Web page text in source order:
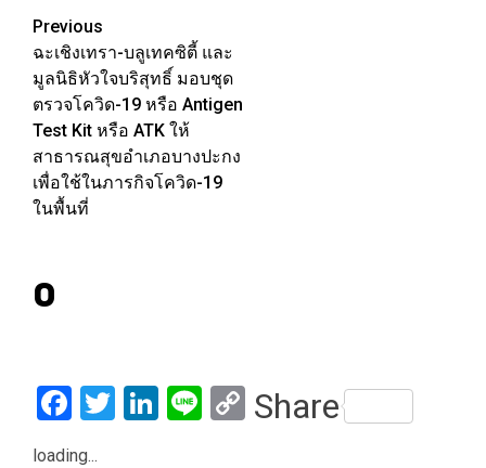
Post
navigation
Previous
ฉะเชิงเทรา-บลูเทคซิตี้ และ
มูลนิธิหัวใจบริสุทธิ์ มอบชุด
ตรวจโควิด-19 หรือ Antigen
Test Kit หรือ ATK ให้
สาธารณสุขอำเภอบางปะกง
เพื่อใช้ในภารกิจโควิด-19
ในพื้นที่
0
Facebook
Twitter
LinkedIn
LineCopy
Share
loading...